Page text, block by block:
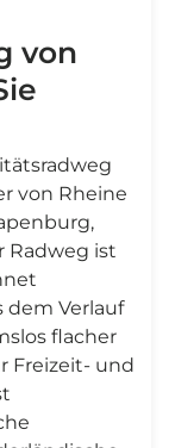
von
von Rheine
Radweg ist
Verlauf
flacher
Freizeit- und